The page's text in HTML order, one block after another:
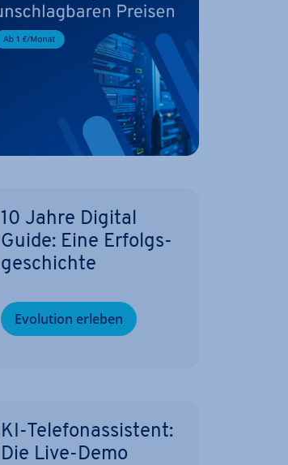
10 Jahre Digital
Guide: Eine Er­folgs­
ge­schich­te
Evolution erleben
KI-Te­le­fon­as­sis­tent:
Die Live-Demo